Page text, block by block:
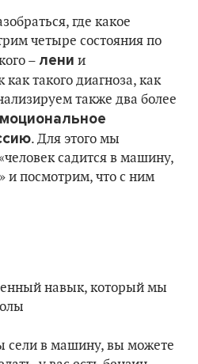
где какое
четыре состояния по
– лени и
как такого диагноза, как
также два более
. Для этого мы
садится в машину,
и посмотрим, что с ним
навык, который мы
сели в машину, вы можете